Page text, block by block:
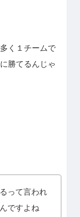
く１チームで
勝てるんじゃ
って言われ
ですよね